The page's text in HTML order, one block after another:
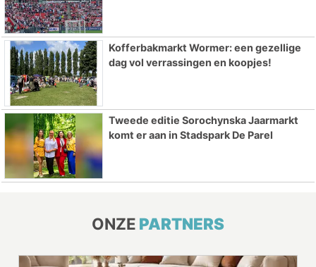
Kofferbakmarkt Wormer: een gezellige
dag vol verrassingen en koopjes!
Tweede editie Sorochynska Jaarmarkt
komt er aan in Stadspark De Parel
ONZE PARTNERS